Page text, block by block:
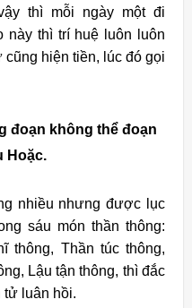
thì mỗi ngày một đi
này thì trí huệ luôn luôn
cũng hiện tiền, lúc đó gọi
đoạn không thể đoạn
Hoặc.
nhiều nhưng được lục
sáu món thần thông:
thông, Thần túc thông,
Lậu tận thông, thì đắc
tử luân hồi.